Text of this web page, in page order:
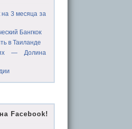
на 3 месяца за
Бангкок
в Таиланде
— Долина
Facebook!